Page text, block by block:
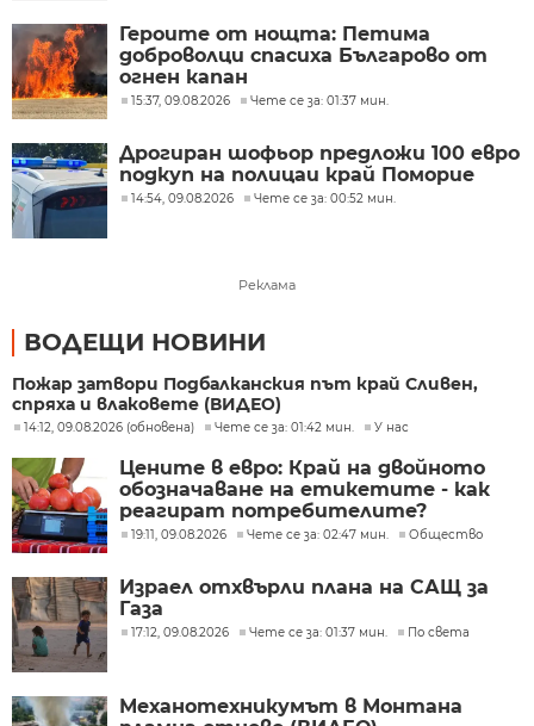
Героите от нощта: Петима
доброволци спасиха Българово от
огнен капан
15:37, 09.08.2026 Чете се за: 01:37 мин.
Дрогиран шофьор предложи 100 евро
подкуп на полицаи край Поморие
14:54, 09.08.2026 Чете се за: 00:52 мин.
Реклама
ВОДЕЩИ НОВИНИ
Пожар затвори Подбалканския път край Сливен,
спряха и влаковете (ВИДЕО)
14:12, 09.08.2026 (обновена) Чете се за: 01:42 мин. У нас
Цените в евро: Край на двойното
обозначаване на етикетите - как
реагират потребителите?
19:11, 09.08.2026 Чете се за: 02:47 мин. Общество
Израел отхвърли плана на САЩ за
Газа
17:12, 09.08.2026 Чете се за: 01:37 мин. По света
Механотехникумът в Монтана